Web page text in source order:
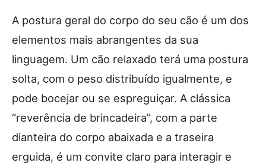
A postura geral do corpo do seu cão é um dos
elementos mais abrangentes da sua
linguagem. Um cão relaxado terá uma postura
solta, com o peso distribuído igualmente, e
pode bocejar ou se espreguiçar. A clássica
“reverência de brincadeira”, com a parte
dianteira do corpo abaixada e a traseira
erguida, é um convite claro para interagir e